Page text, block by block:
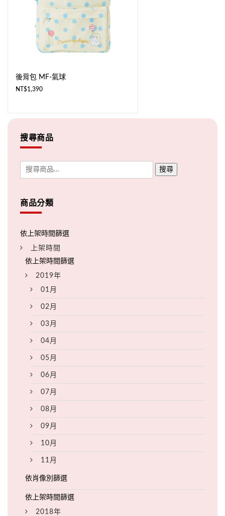
後背包 MF-氣球
NT$1,390
搜尋商品
搜尋
商品分類
上架時間
2019年
01月
02月
03月
04月
05月
06月
07月
08月
09月
10月
11月
2018年